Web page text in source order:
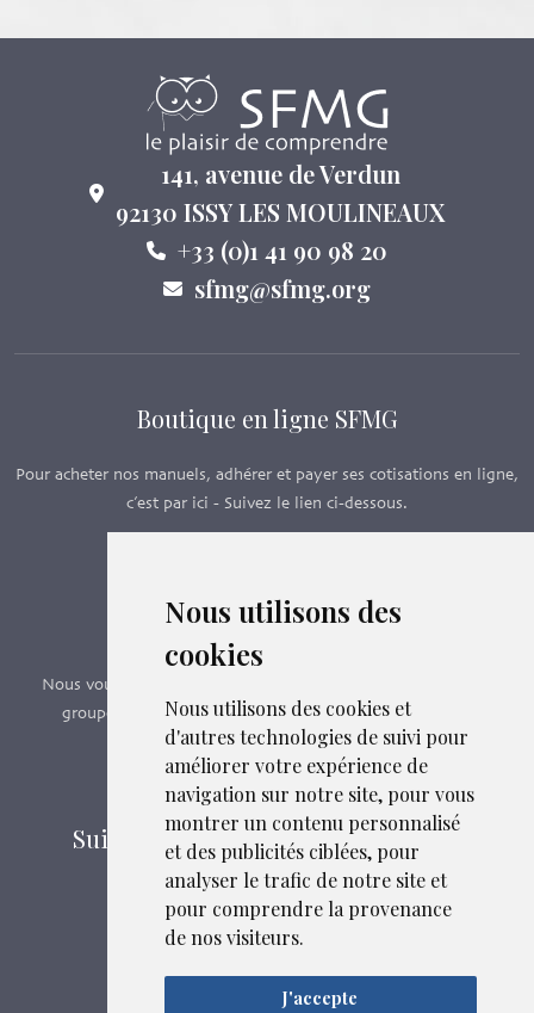
Nous utilisons des
cookies
Nous utilisons des cookies et
d'autres technologies de suivi pour
améliorer votre expérience de
navigation sur notre site, pour vous
montrer un contenu personnalisé
et des publicités ciblées, pour
analyser le trafic de notre site et
pour comprendre la provenance
de nos visiteurs.
J'accepte
141, avenue de Verdun
92130 ISSY LES MOULINEAUX
+33 (0)1 41 90 98 20
sfmg@sfmg.org
Boutique en ligne SFMG
Pour acheter nos manuels, adhérer et payer ses cotisations en ligne,
c’est par ici - Suivez le lien ci-dessous.
Formations SFMG
Nous vous proposons des formations e-learning, présentiels,
groupes de pairs - Certificat QUALIOPI n° 2020/89171.2
Découvrir nos formations
Suivez-nous sur les réseaux sociaux
Mentions légales
Plan du site